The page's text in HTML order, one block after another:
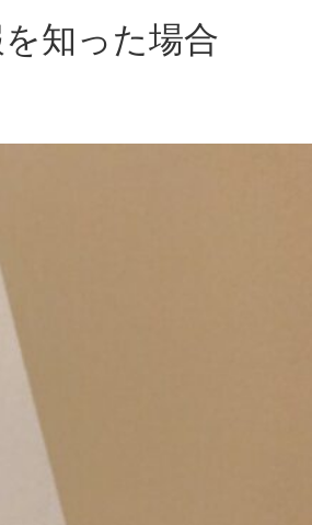
知った場合